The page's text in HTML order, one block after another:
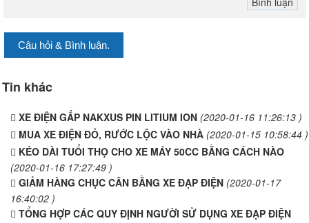
Câu hỏi & Bình luận.
Tin khác
XE ĐIỆN GẤP NAKXUS PIN LITIUM ION (2020-01-16 11:26:13 )
MUA XE ĐIỆN ĐỎ, RƯỚC LỘC VÀO NHÀ (2020-01-15 10:58:44 )
KÉO DÀI TUỔI THỌ CHO XE MÁY 50CC BẰNG CÁCH NÀO
(2020-01-16 17:27:49 )
GIẢM HÀNG CHỤC CÂN BẰNG XE ĐẠP ĐIỆN (2020-01-17
16:40:02 )
TỔNG HỢP CÁC QUY ĐỊNH NGƯỜI SỬ DỤNG XE ĐẠP ĐIỆN